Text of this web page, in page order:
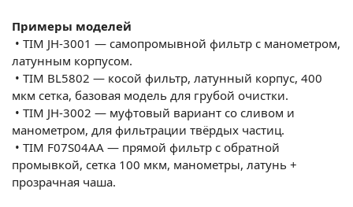
Примеры моделей
• TIM JH-3001 — самопромывной фильтр с манометром,
латунным корпусом.
• TIM BL5802 — косой фильтр, латунный корпус, 400
мкм сетка, базовая модель для грубой очистки.
• TIM JH-3002 — муфтовый вариант со сливом и
манометром, для фильтрации твёрдых частиц.
• TIM F07S04AA — прямой фильтр с обратной
промывкой, сетка 100 мкм, манометры, латунь +
прозрачная чаша.